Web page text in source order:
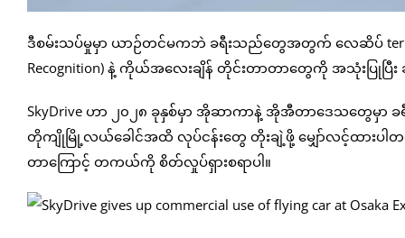
ဒီစမ်းသပ်မှုမှာ ယာဉ်တင်မကဘဲ ခရီးသည်တွေအတွက် လေဆိပ်
Recognition) နဲ့ ကိုယ်အလေးချိန် တိုင်းတာတာတွေကို အသုံးပြုပြီ
SkyDrive ဟာ ၂၀၂၈ ခုနှစ်မှာ အိုဆာကာနဲ့ အိုအီတာဒေသတွေမှာ ခ
တိုကျိုမြို့လယ်ခေါင်အထိ လုပ်ငန်းတွေ တိုးချဲ့ဖို့ မျှော်လင့်ထားပါ
တာကြောင့် တကယ်ကို စိတ်လှုပ်ရှားစရာပါ။